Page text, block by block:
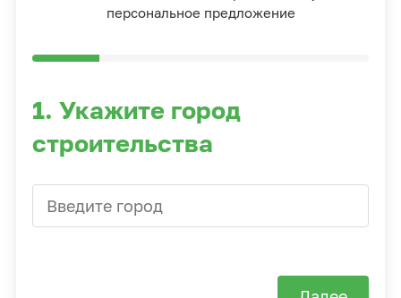
персональное предложение
1. Укажите город
строительства